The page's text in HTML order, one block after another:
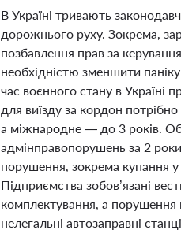
В Україні тривають
дорожнього руху. Зокрема,
позбавлення прав за
необхідністю зменшити
час воєнного стану в Україні
для виїзду за кордон
а міжнародне — до 3 років.
адмінправопорушень за 2
порушення, зокрема купання
Підприємства зобов’язані
комплектування, а
нелегальні автозаправні